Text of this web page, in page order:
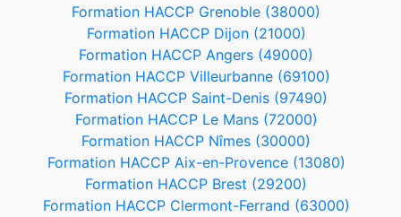
Formation HACCP Grenoble (38000)
Formation HACCP Dijon (21000)
Formation HACCP Angers (49000)
Formation HACCP Villeurbanne (69100)
Formation HACCP Saint-Denis (97490)
Formation HACCP Le Mans (72000)
Formation HACCP Nîmes (30000)
Formation HACCP Aix-en-Provence (13080)
Formation HACCP Brest (29200)
Formation HACCP Clermont-Ferrand (63000)